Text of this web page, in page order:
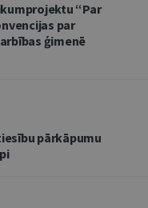
“Par
par
ģimenē
pārkāpumu